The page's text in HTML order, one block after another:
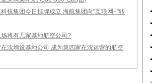
技集团今日挂牌成立 海航集团向“互联网+”转
将有几家基地航空公司?
沈增设基地公司 成为第四家在沈运营的航空